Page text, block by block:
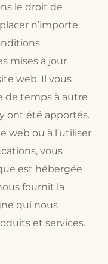
le droit de
n’importe
mises à jour
web. Il vous
de temps à autre
ont été apportés.
web ou à l’utiliser
vous
est hébergée
fournit la
qui nous
et services.